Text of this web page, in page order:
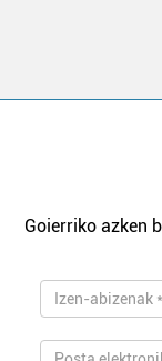
Goierriko azken